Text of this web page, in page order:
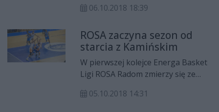
na wyjeździe aktualnym
Ostrów Wielkopolski 70:89.
06.10.2018 18:39
ROSA zaczyna sezon od
starcia z Kamińskim
W pierwszej kolejce Energa Basket
Ligi ROSA Radom zmierzy się ze
Ostrowie Wielkopolskim zagrają z
05.10.2018 14:31